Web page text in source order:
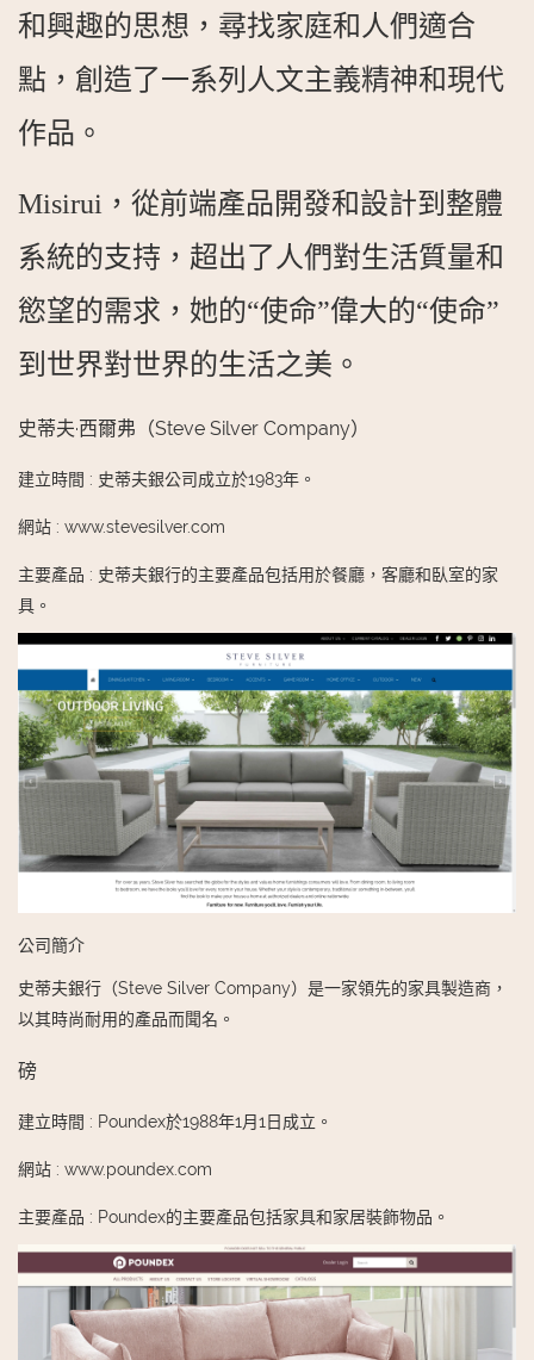
和興趣的思想，尋找家庭和人們適合
點，創造了一系列人文主義精神和現代
作品。
Misirui，從前端產品開發和設計到整體
系統的支持，超出了人們對生活質量和
慾望的需求，她的“使命”偉大的“使命”
到世界對世界的生活之美。
史蒂夫·西爾弗（Steve Silver Company）
建立時間 : 史蒂夫銀公司成立於1983年。
網站 : www.stevesilver.com
主要產品 : 史蒂夫銀行的主要產品包括用於餐廳，客廳和臥室的家
具。
公司簡介
史蒂夫銀行（Steve Silver Company）是一家領先的家具製造商，
以其時尚耐用的產品而聞名。
磅
建立時間 : Poundex於1988年1月1日成立。
網站 : www.poundex.com
主要產品 : Poundex的主要產品包括家具和家居裝飾物品。